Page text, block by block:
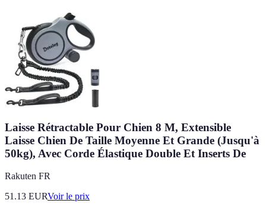
Laisse Rétractable Pour Chien 8 M, Extensible
Laisse Chien De Taille Moyenne Et Grande (Jusqu'à
50kg), Avec Corde Élastique Double Et Inserts De
Rakuten FR
51.13 EURVoir le prix